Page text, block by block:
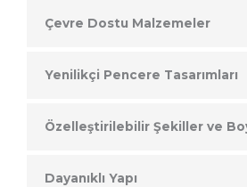
Çevre Dostu Malzemeler
Yenilikçi Pencere Tasarımları
Özelleştirilebilir Şekiller ve
Dayanıklı Yapı